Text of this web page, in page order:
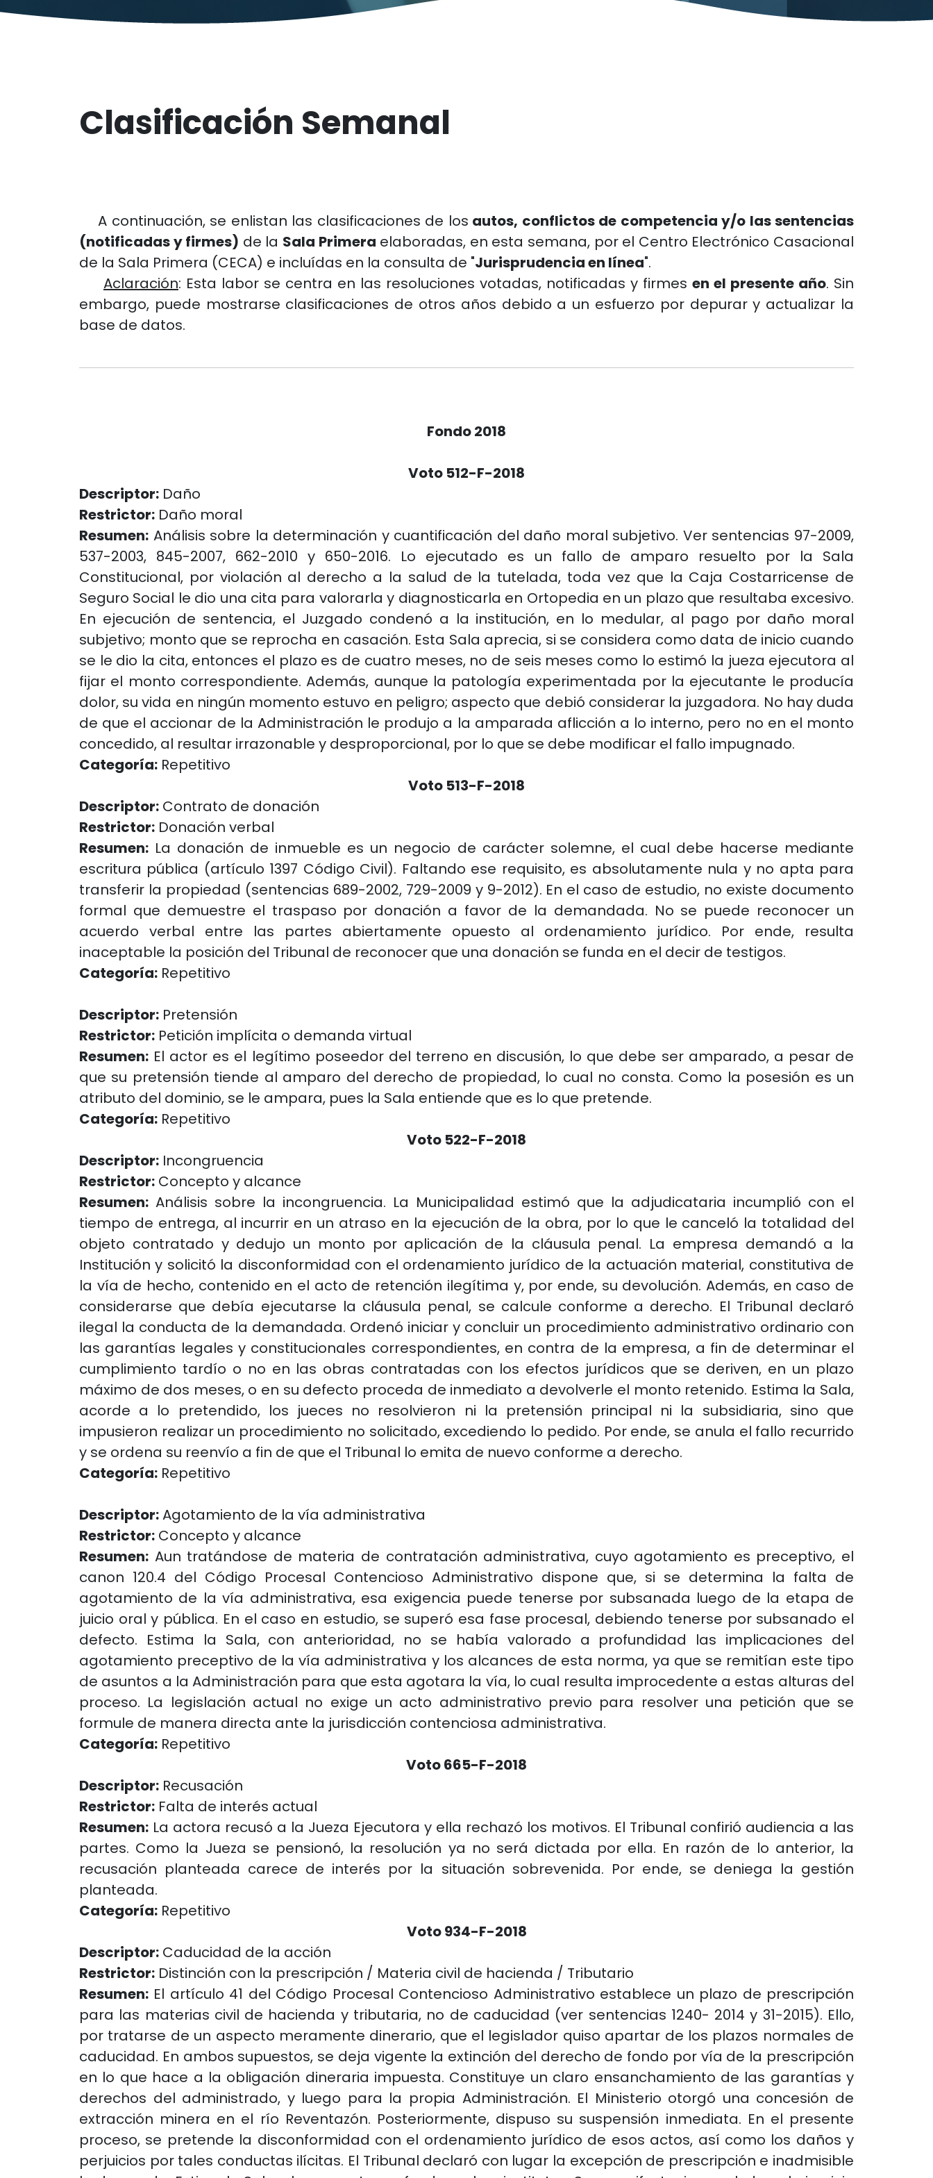
Clasificación Semanal
A continuación, se enlistan las clasificaciones de los autos, conflictos de competencia y/o las sentencias
(notificadas y firmes) de la Sala Primera elaboradas, en esta semana, por el Centro Electrónico Casacional
de la Sala Primera (CECA) e incluídas en la consulta de "Jurisprudencia en línea".
Aclaración: Esta labor se centra en las resoluciones votadas, notificadas y firmes en el presente año. Sin
embargo, puede mostrarse clasificaciones de otros años debido a un esfuerzo por depurar y actualizar la
base de datos.
Fondo 2018
Voto 512-F-2018
Descriptor: Daño
Restrictor: Daño moral
Resumen: Análisis sobre la determinación y cuantificación del daño moral subjetivo. Ver sentencias 97-2009,
537-2003, 845-2007, 662-2010 y 650-2016. Lo ejecutado es un fallo de amparo resuelto por la Sala
Constitucional, por violación al derecho a la salud de la tutelada, toda vez que la Caja Costarricense de
Seguro Social le dio una cita para valorarla y diagnosticarla en Ortopedia en un plazo que resultaba excesivo.
En ejecución de sentencia, el Juzgado condenó a la institución, en lo medular, al pago por daño moral
subjetivo; monto que se reprocha en casación. Esta Sala aprecia, si se considera como data de inicio cuando
se le dio la cita, entonces el plazo es de cuatro meses, no de seis meses como lo estimó la jueza ejecutora al
fijar el monto correspondiente. Además, aunque la patología experimentada por la ejecutante le producía
dolor, su vida en ningún momento estuvo en peligro; aspecto que debió considerar la juzgadora. No hay duda
de que el accionar de la Administración le produjo a la amparada aflicción a lo interno, pero no en el monto
concedido, al resultar irrazonable y desproporcional, por lo que se debe modificar el fallo impugnado.
Categoría: Repetitivo
Voto 513-F-2018
Descriptor: Contrato de donación
Restrictor: Donación verbal
Resumen: La donación de inmueble es un negocio de carácter solemne, el cual debe hacerse mediante
escritura pública (artículo 1397 Código Civil). Faltando ese requisito, es absolutamente nula y no apta para
transferir la propiedad (sentencias 689-2002, 729-2009 y 9-2012). En el caso de estudio, no existe documento
formal que demuestre el traspaso por donación a favor de la demandada. No se puede reconocer un
acuerdo verbal entre las partes abiertamente opuesto al ordenamiento jurídico. Por ende, resulta
inaceptable la posición del Tribunal de reconocer que una donación se funda en el decir de testigos.
Categoría: Repetitivo
Descriptor: Pretensión
Restrictor: Petición implícita o demanda virtual
Resumen: El actor es el legítimo poseedor del terreno en discusión, lo que debe ser amparado, a pesar de
que su pretensión tiende al amparo del derecho de propiedad, lo cual no consta. Como la posesión es un
atributo del dominio, se le ampara, pues la Sala entiende que es lo que pretende.
Categoría: Repetitivo
Voto 522-F-2018
Descriptor: Incongruencia
Restrictor: Concepto y alcance
Resumen: Análisis sobre la incongruencia. La Municipalidad estimó que la adjudicataria incumplió con el
tiempo de entrega, al incurrir en un atraso en la ejecución de la obra, por lo que le canceló la totalidad del
objeto contratado y dedujo un monto por aplicación de la cláusula penal. La empresa demandó a la
Institución y solicitó la disconformidad con el ordenamiento jurídico de la actuación material, constitutiva de
la vía de hecho, contenido en el acto de retención ilegítima y, por ende, su devolución. Además, en caso de
considerarse que debía ejecutarse la cláusula penal, se calcule conforme a derecho. El Tribunal declaró
ilegal la conducta de la demandada. Ordenó iniciar y concluir un procedimiento administrativo ordinario con
las garantías legales y constitucionales correspondientes, en contra de la empresa, a fin de determinar el
cumplimiento tardío o no en las obras contratadas con los efectos jurídicos que se deriven, en un plazo
máximo de dos meses, o en su defecto proceda de inmediato a devolverle el monto retenido. Estima la Sala,
acorde a lo pretendido, los jueces no resolvieron ni la pretensión principal ni la subsidiaria, sino que
impusieron realizar un procedimiento no solicitado, excediendo lo pedido. Por ende, se anula el fallo recurrido
y se ordena su reenvío a fin de que el Tribunal lo emita de nuevo conforme a derecho.
Categoría: Repetitivo
Descriptor:Agotamiento de la vía administrativa
Restrictor: Concepto y alcance
Resumen: Aun tratándose de materia de contratación administrativa, cuyo agotamiento es preceptivo, el
canon 120.4 del Código Procesal Contencioso Administrativo dispone que, si se determina la falta de
agotamiento de la vía administrativa, esa exigencia puede tenerse por subsanada luego de la etapa de
juicio oral y pública. En el caso en estudio, se superó esa fase procesal, debiendo tenerse por subsanado el
defecto. Estima la Sala, con anterioridad, no se había valorado a profundidad las implicaciones del
agotamiento preceptivo de la vía administrativa y los alcances de esta norma, ya que se remitían este tipo
de asuntos a la Administración para que esta agotara la vía, lo cual resulta improcedente a estas alturas del
proceso. La legislación actual no exige un acto administrativo previo para resolver una petición que se
formule de manera directa ante la jurisdicción contenciosa administrativa.
Categoría: Repetitivo
Voto 665-F-2018
Descriptor: Recusación
Restrictor: Falta de interés actual
Resumen: La actora recusó a la Jueza Ejecutora y ella rechazó los motivos. El Tribunal confirió audiencia a las
partes. Como la Jueza se pensionó, la resolución ya no será dictada por ella. En razón de lo anterior, la
recusación planteada carece de interés por la situación sobrevenida. Por ende, se deniega la gestión
planteada.
Categoría: Repetitivo
Voto 934-F-2018
Descriptor: Caducidad de la acción
Restrictor: Distinción con la prescripción / Materia civil de hacienda / Tributario
Resumen: El artículo 41 del Código Procesal Contencioso Administrativo establece un plazo de prescripción
para las materias civil de hacienda y tributaria, no de caducidad (ver sentencias 1240- 2014 y 31-2015). Ello,
por tratarse de un aspecto meramente dinerario, que el legislador quiso apartar de los plazos normales de
caducidad. En ambos supuestos, se deja vigente la extinción del derecho de fondo por vía de la prescripción
en lo que hace a la obligación dineraria impuesta. Constituye un claro ensanchamiento de las garantías y
derechos del administrado, y luego para la propia Administración. El Ministerio otorgó una concesión de
extracción minera en el río Reventazón. Posteriormente, dispuso su suspensión inmediata. En el presente
proceso, se pretende la disconformidad con el ordenamiento jurídico de esos actos, así como los daños y
perjuicios por tales conductas ilícitas. El Tribunal declaró con lugar la excepción de prescripción e inadmisible